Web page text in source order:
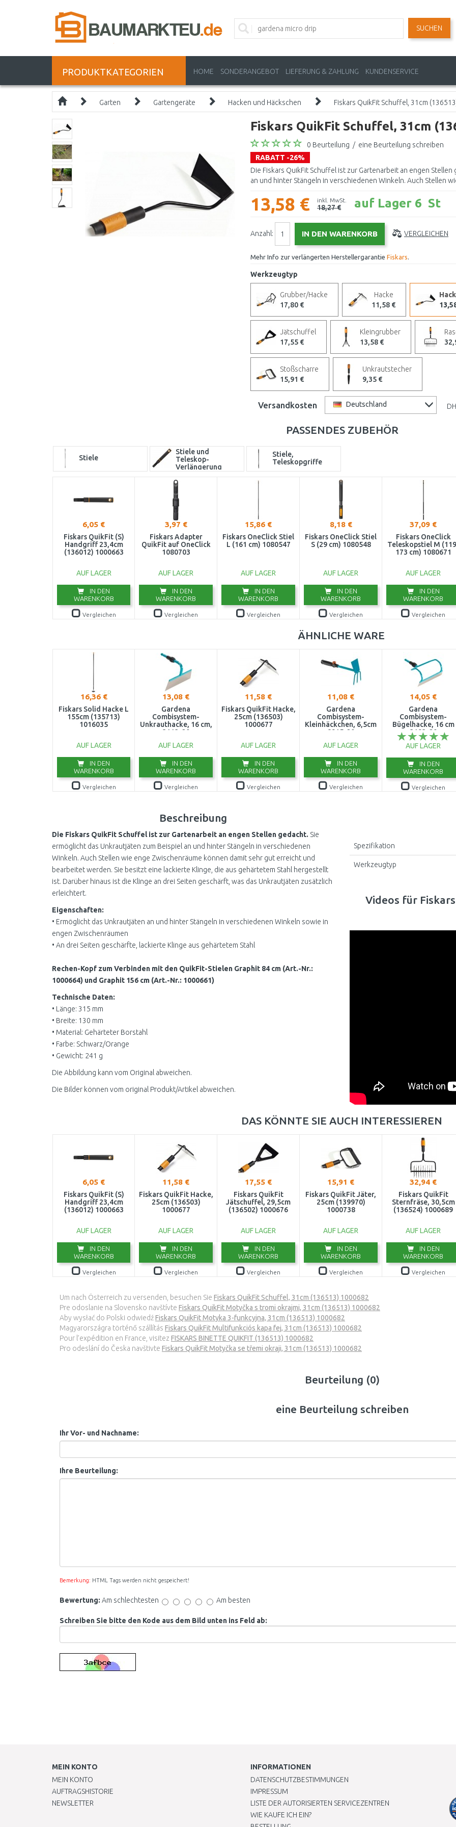
SUCHEN
PRODUKTKATEGORIEN HOME SONDERANGEBOT LIEFERUNG & ZAHLUNG KUNDENSERVICE
Garten Gartengeräte Hacken und Häckschen Fiskars QuikFit Schuffel, 31cm
Fiskars QuikFit Schuffel, 31cm
0 Beurteilung / eine Beurteilung schreiben
RABATT -26%
Die Fiskars QuikFit Schuffel ist zur Gartenarbeit an engen
an und hinter Stängeln in verschiedenen Winkeln. Auch Stellen
13,58 € inkl. MwSt.
18,27 € auf Lager 6 St
Anzahl: VERGLEICHEN
Mehr Info zur verlängerten Herstellergarantie Fiskars.
Werkzeugtyp
Grubber/Hacke
17,80 €
Hacke
11,58 €
Jätschuffel
17,55 €
Kleingrubber
13,58 €
Stoßscharre
15,91 €
Unkrautstecher
9,35 €
Versandkosten Deutschland
PASSENDES ZUBEHÖR
Stiele
Stiele und
Teleskop-
Verlängerung
Stiele,
Teleskopgriffe
6,05 €
Fiskars QuikFit (S)
Handgriff 23,4cm
(136012) 1000663
AUF LAGER
IN DEN
WARENKORB
Vergleichen
3,97 €
Fiskars Adapter
QuikFit auf OneClick
1080703
AUF LAGER
IN DEN
WARENKORB
Vergleichen
15,86 €
Fiskars OneClick Stiel
L (161 cm) 1080547
AUF LAGER
IN DEN
WARENKORB
Vergleichen
8,18 €
Fiskars OneClick Stiel
S (29 cm) 1080548
AUF LAGER
IN DEN
WARENKORB
Vergleichen
37,09 €
Fiskars OneClick
Teleskopstiel M
173 cm) 1080671
AUF LAGER
IN DEN
WARENKORB
Vergleichen
ÄHNLICHE WARE
16,36 €
Fiskars Solid Hacke L
155cm (135713)
1016035
AUF LAGER
IN DEN
WARENKORB
Vergleichen
13,08 €
Gardena
Combisystem-
Unkrauthacke, 16 cm,
3113-20
AUF LAGER
IN DEN
WARENKORB
Vergleichen
11,58 €
Fiskars QuikFit Hacke,
25cm (136503)
1000677
AUF LAGER
IN DEN
WARENKORB
Vergleichen
11,08 €
Gardena
Combisystem-
Kleinhäckchen, 6,5cm
8915-20
AUF LAGER
IN DEN
WARENKORB
Vergleichen
14,05 €
Gardena
Combisystem-
Bügelhacke, 16 cm
3193-20
AUF LAGER
IN DEN
WARENKORB
Vergleichen
Beschreibung
Die Fiskars QuikFit Schuffel ist zur Gartenarbeit an engen Stellen gedacht. Sie
ermöglicht das Unkrautjäten zum Beispiel an und hinter Stängeln in verschiedenen
Winkeln. Auch Stellen wie enge Zwischenräume können damit sehr gut erreicht und
bearbeitet werden. Sie besitzt eine lackierte Klinge, die aus gehärtetem Stahl hergestellt
ist. Darüber hinaus ist die Klinge an drei Seiten geschärft, was das Unkrautjäten zusätzlich
erleichtert.
Eigenschaften:
• Ermöglicht das Unkrautjäten an und hinter Stängeln in verschiedenen Winkeln sowie in
engen Zwischenräumen
• An drei Seiten geschärfte, lackierte Klinge aus gehärtetem Stahl
Rechen-Kopf zum Verbinden mit den QuikFit-Stielen Graphit 84 cm (Art.-Nr.:
1000664) und Graphit 156 cm (Art.-Nr.: 1000661)
Technische Daten:
• Länge: 315 mm
• Breite: 130 mm
• Material: Gehärteter Borstahl
• Farbe: Schwarz/Orange
• Gewicht: 241 g
Die Abbildung kann vom Original abweichen.
Die Bilder können vom original Produkt/Artikel abweichen.
Spezifikation
Werkzeugtyp
Videos für
DAS KÖNNTE SIE AUCH INTERESSIEREN
6,05 €
Fiskars QuikFit (S)
Handgriff 23,4cm
(136012) 1000663
AUF LAGER
IN DEN
WARENKORB
Vergleichen
11,58 €
Fiskars QuikFit Hacke,
25cm (136503)
1000677
AUF LAGER
IN DEN
WARENKORB
Vergleichen
17,55 €
Fiskars QuikFit
Jätschuffel, 29,5cm
(136502) 1000676
AUF LAGER
IN DEN
WARENKORB
Vergleichen
15,91 €
Fiskars QuikFit Jäter,
25cm (139970)
1000738
AUF LAGER
IN DEN
WARENKORB
Vergleichen
32,94 €
Fiskars QuikFit
Sternfräse, 30,5cm
(136524) 1000689
AUF LAGER
IN DEN
WARENKORB
Vergleichen
Um nach Österreich zu versenden, besuchen Sie Fiskars QuikFit Schuffel, 31cm (136513) 1000682
Pre odoslanie na Slovensko navštívte Fiskars QuikFit Motyčka s tromi okrajmi, 31cm (136513) 1000682
Aby wysłać do Polski odwiedźFiskars QuikFit Motyka 3-funkcyjna, 31cm (136513) 1000682
Magyarországra történő szállítás Fiskars QuikFit Multifunkciós kapa fej, 31cm (136513) 1000682
Pour l’expédition en France, visitez FISKARS BINETTE QUIKFIT (136513) 1000682
Pro odeslání do Česka navštivte Fiskars QuikFit Motyčka se třemi okraji, 31cm (136513) 1000682
Beurteilung (0)
eine Beurteilung schreiben
Ihr Vor- und Nachname:
Ihre Beurteilung:
Bemerkung: HTML Tags werden nicht gespeichert!
Bewertung: Am schlechtesten Am besten
Schreiben Sie bitte den Kode aus dem Bild unten ins Feld ab:
MEIN KONTO
MEIN KONTO
AUFTRAGSHISTORIE
NEWSLETTER
INFORMATIONEN
DATENSCHUTZBESTIMMUNGEN
IMPRESSUM
LISTE DER AUTORISIERTEN SERVICEZENTREN
WIE KAUFE ICH EIN?